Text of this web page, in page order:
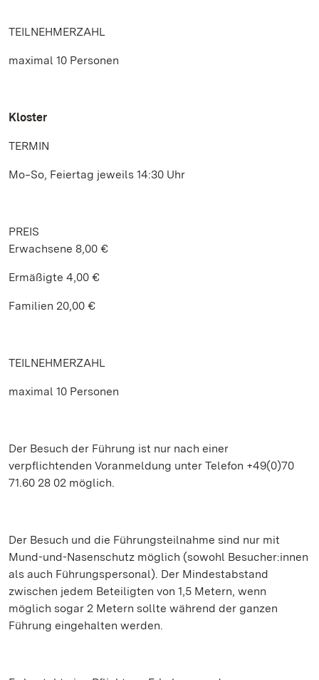
TEILNEHMERZAHL
maximal 10 Personen
Kloster
TERMIN
Mo‒So, Feiertag jeweils 14:30 Uhr
PREIS
Erwachsene 8,00 €
Ermäßigte 4,00 €
Familien 20,00 €
TEILNEHMERZAHL
maximal 10 Personen
Der Besuch der Führung ist nur nach einer
verpflichtenden Voranmeldung unter Telefon +49(0)70
71.60 28 02 möglich.
Der Besuch und die Führungsteilnahme sind nur mit
Mund-und-Nasenschutz möglich (sowohl Besucher:innen
als auch Führungspersonal). Der Mindestabstand
zwischen jedem Beteiligten von 1,5 Metern, wenn
möglich sogar 2 Metern sollte während der ganzen
Führung eingehalten werden.